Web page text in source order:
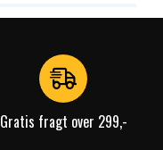
Gratis fragt over 299,-